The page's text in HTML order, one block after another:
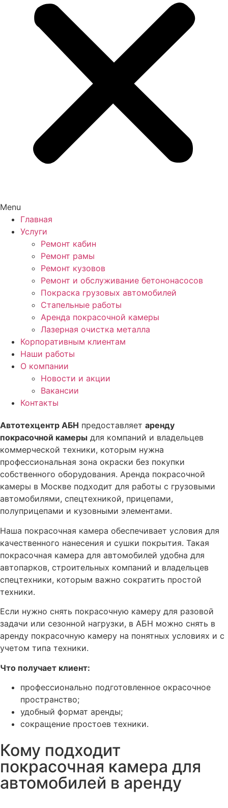
Menu
Главная
Услуги
Ремонт кабин
Ремонт рамы
Ремонт кузовов
Ремонт и обслуживание бетононасосов
Покраска грузовых автомобилей
Стапельные работы
Аренда покрасочной камеры
Лазерная очистка металла
Корпоративным клиентам
Наши работы
О компании
Новости и акции
Вакансии
Контакты
Автотехцентр АБН предоставляет аренду
покрасочной камеры для компаний и владельцев
коммерческой техники, которым нужна
профессиональная зона окраски без покупки
собственного оборудования. Аренда покрасочной
камеры в Москве подходит для работы с грузовыми
автомобилями, спецтехникой, прицепами,
полуприцепами и кузовными элементами.
Наша покрасочная камера обеспечивает условия для
качественного нанесения и сушки покрытия. Такая
покрасочная камера для автомобилей удобна для
автопарков, строительных компаний и владельцев
спецтехники, которым важно сократить простой
техники.
Если нужно снять покрасочную камеру для разовой
задачи или сезонной нагрузки, в АБН можно снять в
аренду покрасочную камеру на понятных условиях и с
учетом типа техники.
Что получает клиент:
профессионально подготовленное окрасочное
пространство;
удобный формат аренды;
сокращение простоев техники.
Кому подходит
покрасочная камера для
автомобилей в аренду